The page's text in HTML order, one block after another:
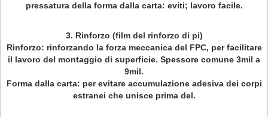
pressatura della forma dalla carta: eviti; lavoro facile.
3. Rinforzo (film del rinforzo di pi)
Rinforzo: rinforzando la forza meccanica del FPC, per facilitare
il lavoro del montaggio di superficie. Spessore comune 3mil a
9mil.
Forma dalla carta: per evitare accumulazione adesiva dei corpi
estranei che unisce prima del.